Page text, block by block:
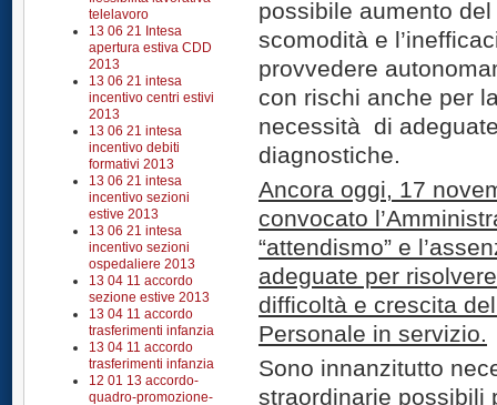
telelavoro
13 06 21 Intesa
apertura estiva CDD
2013
13 06 21 intesa
incentivo centri estivi
2013
13 06 21 intesa
incentivo debiti
formativi 2013
13 06 21 intesa
incentivo sezioni
estive 2013
13 06 21 intesa
incentivo sezioni
ospedaliere 2013
13 04 11 accordo
sezione estive 2013
13 04 11 accordo
trasferimenti infanzia
13 04 11 accordo
trasferimenti infanzia
12 01 13 accordo-
quadro-promozione-
possibile aumento
scomodità e
provvedere
con rischi anche per
necessità di
diagnostiche.
Ancora oggi, 17
convocato
“attendismo” e
adeguate per
difficoltà e crescita
Personale in servizio.
Sono innanzitutto
straordinarie possibili